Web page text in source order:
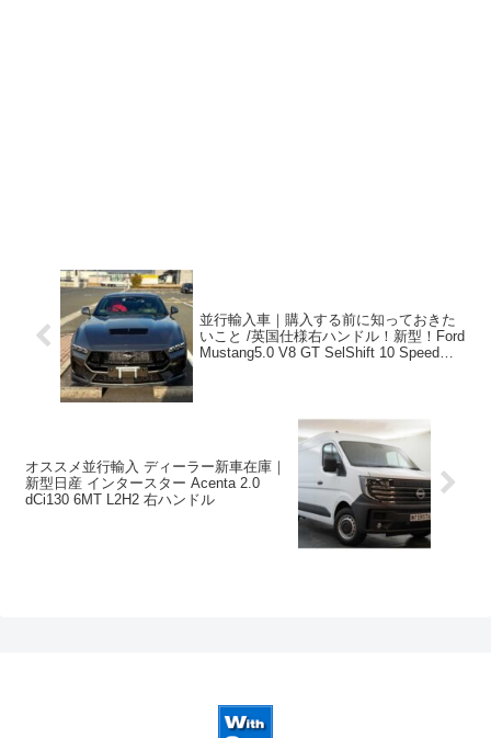
並行輸入車｜購入する前に知っておきた
いこと /英国仕様右ハンドル！新型！Ford
Mustang5.0 V8 GT SelShift 10 Speed
オススメ並行輸入 ディーラー新車在庫｜
新型日産 インタースター Acenta 2.0
dCi130 6MT L2H2 右ハンドル